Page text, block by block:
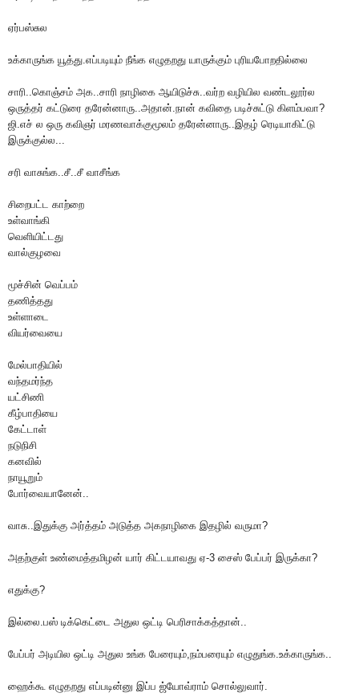
ஏர்பஸ்சுல
உக்காருங்க யூத்து.எப்படியும் நீங்க எழுதறது யாருக்கும் புரியபோறதில்லை
சாரி..கொஞ்சம் அக..சாரி நாழிகை ஆயிடுச்சு..வர்ற வழியில வண்டலூர்ல
ஒருத்தர் கட்டுரை தரேன்னாரு..அதான்.நான் கவிதை படிச்சுட்டு கிளம்பவா?
ஜி.எச் ல ஒரு கவிஞர் மரணவாக்குமூலம் தரேன்னாரு..இதழ் ரெடியாகிட்டு
இருக்குல்ல...
சரி வாசுங்க..சீ..சீ வாசீங்க
சிறைபட்ட காற்றை
உள்வாங்கி
வெளியிட்டது
வால்குழவை
மூச்சின் வெப்பம்
தணித்தது
உள்ளாடை
வியர்வையை
மேல்பாதியில்
வந்தமர்ந்த
யட்சிணி
கீழ்பாதியை
கேட்டாள்
நடுநிசி
கனவில்
நாயூறும்
போர்வையானேன்..
வாசு..இதுக்கு அர்த்தம் அடுத்த அகநாழிகை இதழில் வருமா?
அதற்குள் உண்மைத்தமிழன் யார் கிட்டயாவது ஏ-3 சைஸ் பேப்பர் இருக்கா?
எதுக்கு?
இல்லை.பஸ் டிக்கெட்டை அதுல ஒட்டி பெரிசாக்கத்தான்..
பேப்பர் அடியில ஒட்டி அதுல உங்க பேரையும்,நம்பரையும் எழுதுங்க.உக்காருங்க..
ஹைக்கூ எழுதறது எப்படின்னு இப்ப ஜ்யோவ்ராம் சொல்லுவார்.